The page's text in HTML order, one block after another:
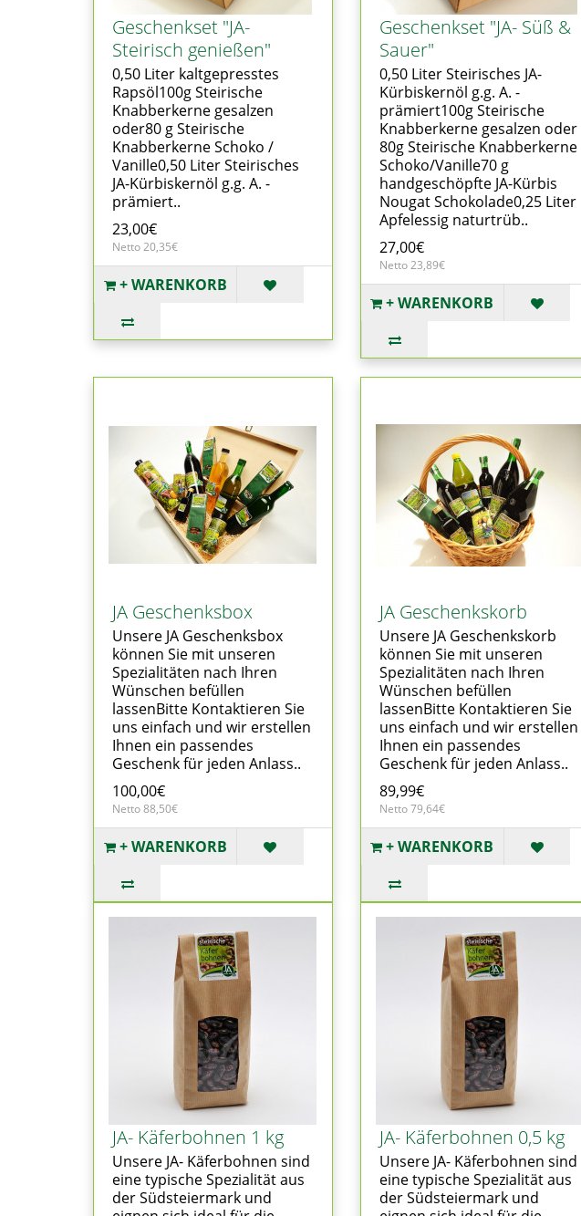
Geschenkset "JA-
Steirisch genießen"
0,50 Liter kaltgepresstes
Rapsöl100g Steirische
Knabberkerne gesalzen
oder80 g Steirische
Knabberkerne Schoko /
Vanille0,50 Liter Steirisches
JA-Kürbiskernöl g.g. A. -
prämiert..
23,00€
Netto 20,35€
+ WARENKORB
Geschenkset "JA- Süß &
Sauer"
0,50 Liter Steirisches JA-
Kürbiskernöl g.g. A. -
prämiert100g Steirische
Knabberkerne gesalzen oder
80g Steirische Knabberkerne
Schoko/Vanille70 g
handgeschöpfte JA-Kürbis
Nougat Schokolade0,25 Liter
Apfelessig naturtrüb..
27,00€
Netto 23,89€
+ WARENKORB
JA Geschenksbox
Unsere JA Geschenksbox
können Sie mit unseren
Spezialitäten nach Ihren
Wünschen befüllen
lassenBitte Kontaktieren Sie
uns einfach und wir erstellen
Ihnen ein passendes
Geschenk für jeden Anlass..
100,00€
Netto 88,50€
+ WARENKORB
JA Geschenkskorb
Unsere JA Geschenkskorb
können Sie mit unseren
Spezialitäten nach Ihren
Wünschen befüllen
lassenBitte Kontaktieren Sie
uns einfach und wir erstellen
Ihnen ein passendes
Geschenk für jeden Anlass..
89,99€
Netto 79,64€
+ WARENKORB
JA- Käferbohnen 1 kg
Unsere JA- Käferbohnen sind
eine typische Spezialität aus
der Südsteiermark und
JA- Käferbohnen 0,5 kg
Unsere JA- Käferbohnen sind
eine typische Spezialität aus
der Südsteiermark und